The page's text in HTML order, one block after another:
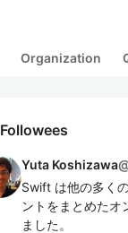
Organization
Followees
Yuta Koshizawa
Swift は他の多く
ントをまとめた
ました。